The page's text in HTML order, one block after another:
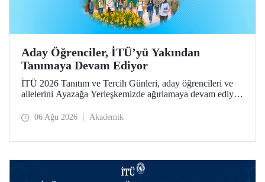
Aday Öğrenciler, İTÜ’yü Yakından
Tanımaya Devam Ediyor
İTÜ 2026 Tanıtım ve Tercih Günleri, aday öğrencileri ve
ailelerini Ayazağa Yerleşkemizde ağırlamaya devam ediyor.
ilgili fakülte ve birimler adaylara bilgi vermeye devam
06 Ağu 2026 Akademik